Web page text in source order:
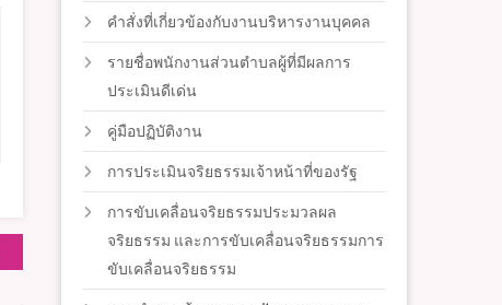
คำสั่งที่เกี่ยวข้องกับงานบริหารงานบุคคล
รายชื่อพนักงานส่วนตำบลผู้ที่มีผลการ
ประเมินดีเด่น
คู่มือปฏิบัติงาน
การประเมินจริยธรรมเจ้าหน้าที่ของรัฐ
การขับเคลื่อนจริยธรรมประมวลผล
จริยธรรม และการขับเคลื่อนจริยธรรมการ
ขับเคลื่อนจริยธรรม